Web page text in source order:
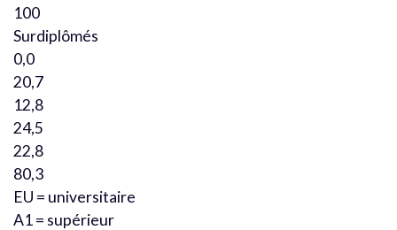
100
Surdiplômés
0,0
20,7
12,8
24,5
22,8
80,3
EU = universitaire
A1 = supérieur